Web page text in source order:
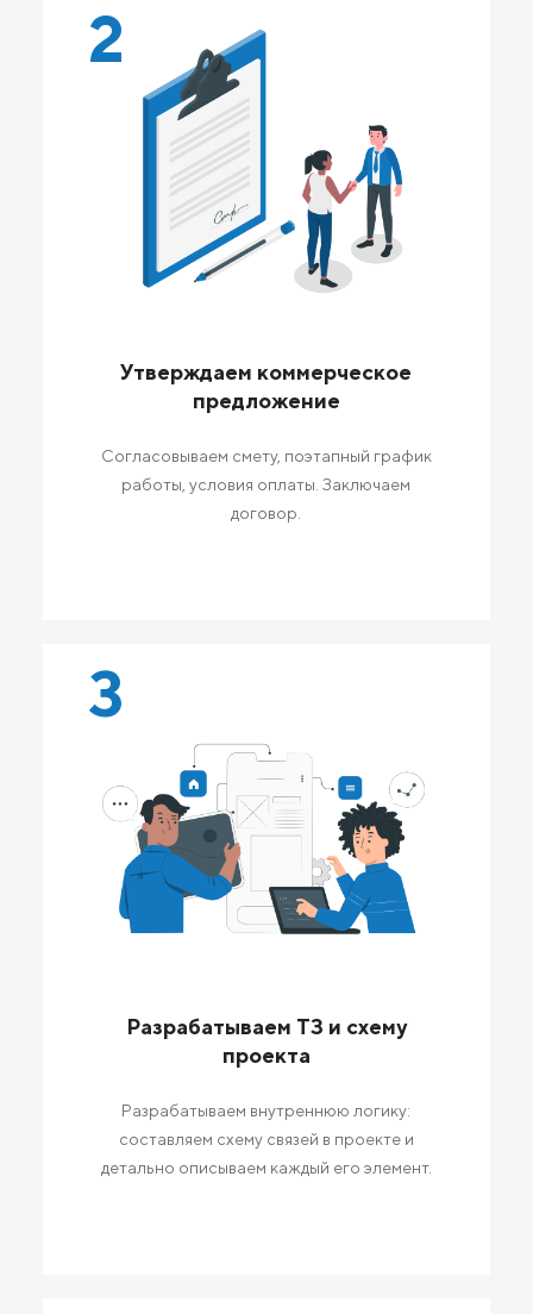
2
Утверждаем коммерческое
предложение
Согласовываем смету, поэтапный график
работы, условия оплаты. Заключаем
договор.
3
Разрабатываем ТЗ и схему
проекта
Разрабатываем внутреннюю логику:
составляем схему связей в проекте и
детально описываем каждый его элемент.